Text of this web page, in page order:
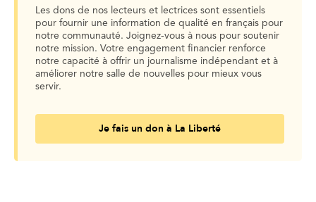
Les dons de nos lecteurs et lectrices sont essentiels
pour fournir une information de qualité en français pour
notre communauté. Joignez-vous à nous pour soutenir
notre mission. Votre engagement financier renforce
notre capacité à offrir un journalisme indépendant et à
améliorer notre salle de nouvelles pour mieux vous
servir.
Je fais un don à La Liberté